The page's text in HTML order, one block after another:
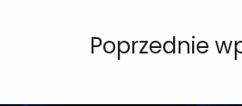
Poprzednie